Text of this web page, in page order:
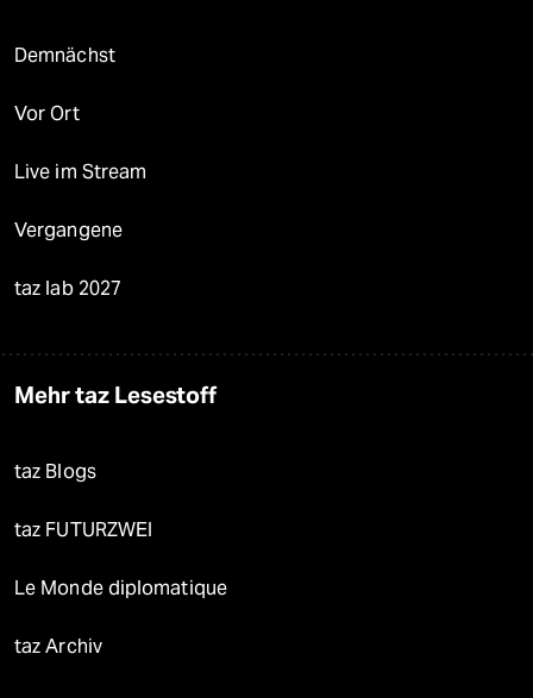
Demnächst
Vor Ort
Live im Stream
Vergangene
taz lab 2027
Mehr taz Lesestoff
taz Blogs
taz FUTURZWEI
Le Monde diplomatique
taz Archiv